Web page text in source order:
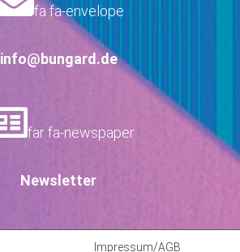
fa fa-envelope
info@bungard.de
far fa-newspaper
Newsletter
Impressum/AGB